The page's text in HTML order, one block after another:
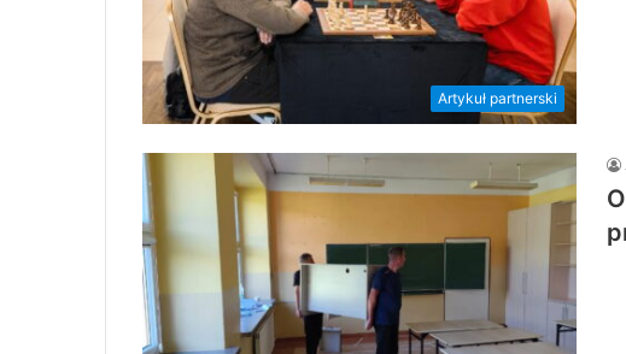
Artykuł partnerski